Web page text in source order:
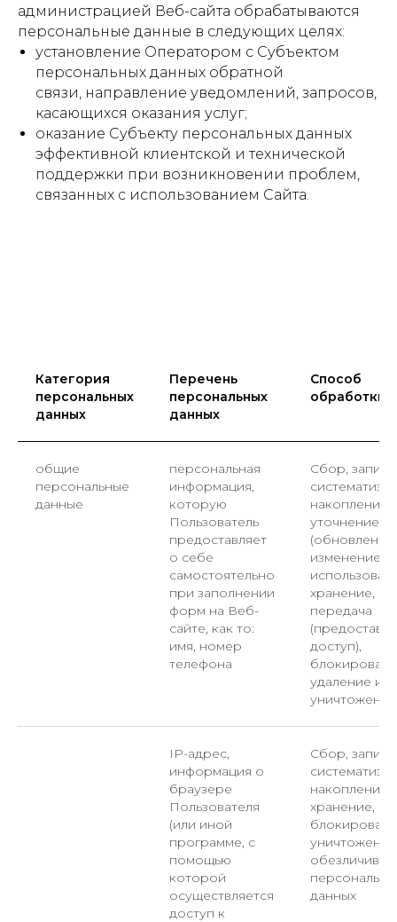
администрацией Веб-сайта обрабатываются
персональные данные в следующих целях:
установление Оператором с Субъектом
персональных данных обратной
связи, направление уведомлений, запросов,
касающихся оказания услуг;
оказание Субъекту персональных данных
эффективной клиентской и технической
поддержки при возникновении проблем,
связанных с использованием Сайта.
Категория
персональных
данных
Перечень
персональных
данных
Способ
обработки
общие
персональные
данные
персональная
информация,
которую
Пользователь
предоставляет
о себе
самостоятельно
при заполнении
форм на Веб-
сайте, как то:
имя, номер
телефона
Сбор, запись,
накопление,
уточнение
(обновление,
изменение),
хранение,
передача
доступ),
удаление и
IP-адрес,
информация о
браузере
Пользователя
(или иной
программе, с
помощью
которой
осуществляется
доступ к
Сбор, запись,
накопление,
хранение,
данных